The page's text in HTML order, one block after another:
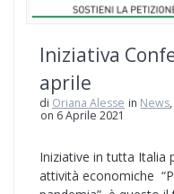
Iniziativa
aprile
di Oriana Alesse in News,
on 6 Aprile 2021
Iniziative in tutta Italia
attività economiche